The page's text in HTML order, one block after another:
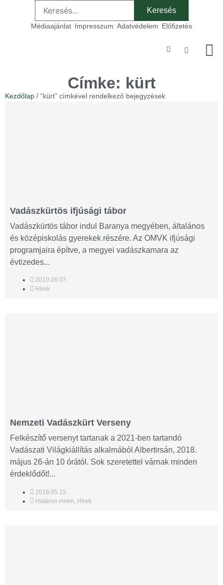
Médiaajánlat Impresszum Adatvédelem Előfizetés
Címke: kürt
Kezdőlap / “kürt” címkével rendelkező bejegyzések
Vadászkürtös ifjúsági tábor
Vadászkürtös tábor indul Baranya megyében, általános
és középiskolás gyerekek részére. Az OMVK ifjúsági
programjaira építve, a megyei vadászkamara az
évtizedes...
2019.06.07.
Hírek
Nemzeti Vadászkürt Verseny
Felkészítő versenyt tartanak a 2021-ben tartandó
Vadászati Világkiállítás alkalmából Albertirsán, 2018.
május 26-án 10 órától. Sok szeretettel várnak minden
érdeklődőt!...
2018.05.15.
Határon innen Hírek